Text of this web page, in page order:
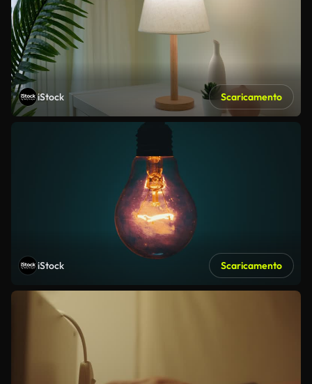
iStock Scaricamento
iStock Scaricamento